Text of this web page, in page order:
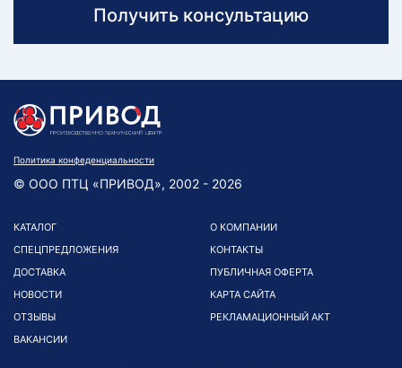
Получить консультацию
Политика конфеденциальности
© ООО ПТЦ «ПРИВОД», 2002 - 2026
КАТАЛОГ
СПЕЦПРЕДЛОЖЕНИЯ
ДОСТАВКА
НОВОСТИ
ОТЗЫВЫ
ВАКАНСИИ
О КОМПАНИИ
КОНТАКТЫ
ПУБЛИЧНАЯ ОФЕРТА
КАРТА САЙТА
РЕКЛАМАЦИОННЫЙ АКТ